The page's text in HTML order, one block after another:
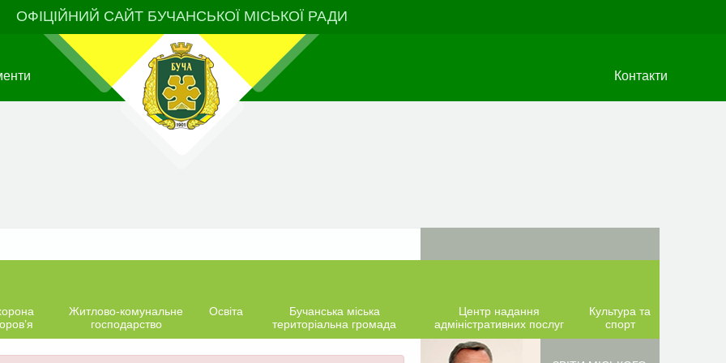
ОФІЦІЙНИЙ САЙТ БУЧАНСЬКОЇ МІСЬКОЇ РАДИ
Контакти
Житлово-комунальне
господарство
Освіта
Бучанська міська
територіальна громада
Центр надання
адміністративних послуг
Культура та
спорт